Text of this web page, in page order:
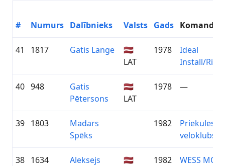
# Numurs Dalībnieks Valsts Gads Komanda
41 1817 Gatis Lange
🇱🇻
LAT
1978
Ideal
Install/
40 948
Gatis
Pētersons
🇱🇻
LAT
1978 —
39 1803
Madars
Spēks
1982
Priekules
veloklubs
38 1634
Aleksejs
🇱🇻
1982
WESS